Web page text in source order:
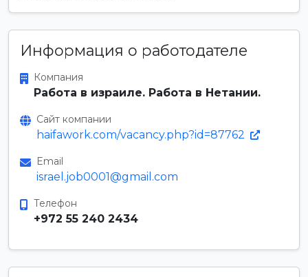
Информация о работодателе
Компания
Работа в израиле. Работа в Нетании.
Сайт компании
haifawork.com/vacancy.php?id=87762
Email
israel.job0001@gmail.com
Телефон
+972 55 240 2434